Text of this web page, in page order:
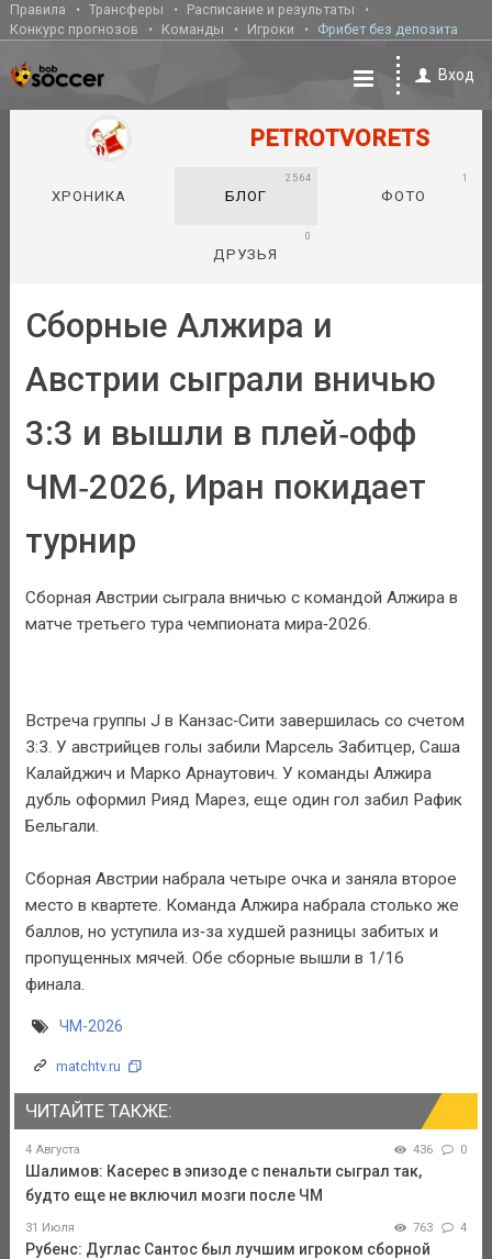
Правила Трансферы
Расписание и результаты
Конкурс прогнозов
Команды Игроки Фрибет без депозита
Вход
PETROTVORETS
ХРОНИКА БЛОГ
2564
ФОТО
1
ДРУЗЬЯ
0
Сборные Алжира и
Австрии сыграли вничью
3:3 и вышли в плей‑офф
ЧМ‑2026, Иран покидает
турнир
Сборная Австрии сыграла вничью с командой Алжира в
матче третьего тура чемпионата мира‑2026.
Встреча группы J в Канзас‑Сити завершилась со счетом
3:3. У австрийцев голы забили Марсель Забитцер, Саша
Калайджич и Марко Арнаутович. У команды Алжира
дубль оформил Рияд Марез, еще один гол забил Рафик
Бельгали.
Сборная Австрии набрала четыре очка и заняла второе
место в квартете. Команда Алжира набрала столько же
баллов, но уступила из‑за худшей разницы забитых и
пропущенных мячей. Обе сборные вышли в 1/16
финала.
ЧМ-2026
matchtv.ru
ЧИТАЙТЕ ТАКЖЕ:
4 Августа 436 0
Шалимов: Касерес в эпизоде с пенальти сыграл так,
будто еще не включил мозги после ЧМ
31 Июля 763 4
Рубенс: Дуглас Сантос был лучшим игроком сборной